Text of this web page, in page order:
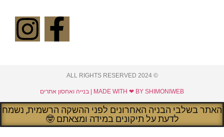
© 2024 ALL RIGHTS RESERVED​
MADE WITH ❤ BY SHIMONIWEB | בנייה ואחסון אתרים
האתר בשלבי הבניה האחרונים לפני ההשקה הרשמית, נשמח
לדעת על תיקונים במידה ומצאתם 🤓